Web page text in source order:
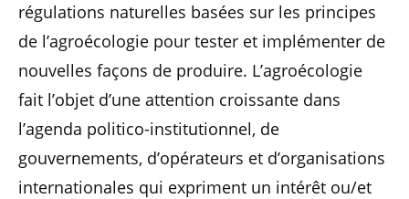
régulations naturelles basées sur les principes
de l’agroécologie pour tester et implémenter de
nouvelles façons de produire. L’agroécologie
fait l’objet d’une attention croissante dans
l’agenda politico-institutionnel, de
gouvernements, d’opérateurs et d’organisations
internationales qui expriment un intérêt ou/et